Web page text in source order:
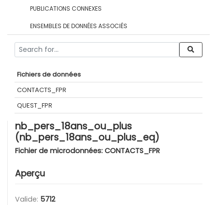
PUBLICATIONS CONNEXES
ENSEMBLES DE DONNÉES ASSOCIÉS
Fichiers de données
CONTACTS_FPR
QUEST_FPR
nb_pers_18ans_ou_plus
(nb_pers_18ans_ou_plus_eq)
Fichier de microdonnées: CONTACTS_FPR
Aperçu
Valide: 5712